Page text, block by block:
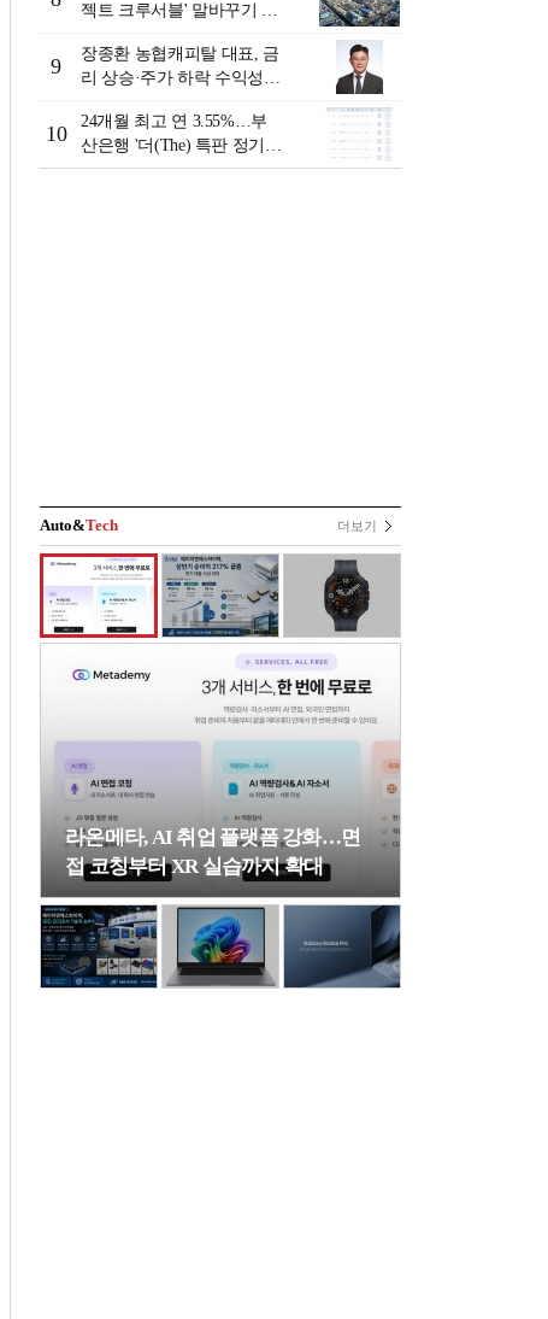
젝트 크루서블' 말바꾸기 논
9
장종환 농협캐피탈 대표, 금
리 상승·주가 하락 수익성
동차금융 성장세 [2026 금융
사 상반기 실적]
10
24개월 최고 연 3.55%…부
산은행 '더(The) 특판 정기예
금' [이주의 은행 예금금리-8
Auto&Tech 더보기
라온메타, AI 취업 플랫폼 강화…면
접 코칭부터 XR 실습까지 확대